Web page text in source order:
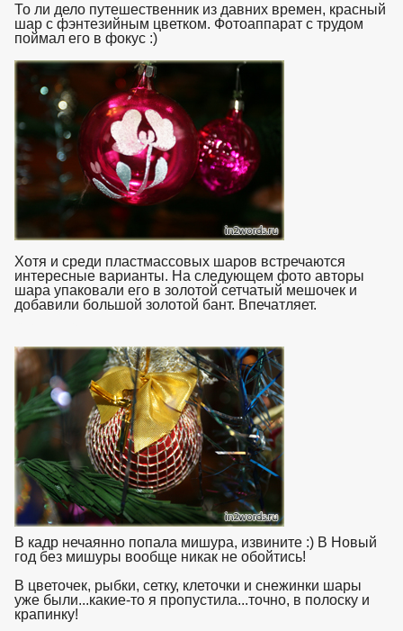
То ли дело путешественник из давних времен, красный
шар с фэнтезийным цветком. Фотоаппарат с трудом
поймал его в фокус :)
Хотя и среди пластмассовых шаров встречаются
интересные варианты. На следующем фото авторы
шара упаковали его в золотой сетчатый мешочек и
добавили большой золотой бант. Впечатляет.
В кадр нечаянно попала мишура, извините :) В Новый
год без мишуры вообще никак не обойтись!
В цветочек, рыбки, сетку, клеточки и снежинки шары
уже были...какие-то я пропустила...точно, в полоску и
крапинку!